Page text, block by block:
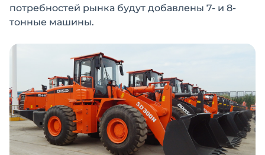
потребностей рынка будут добавлены 7- и 8-
тонные машины.